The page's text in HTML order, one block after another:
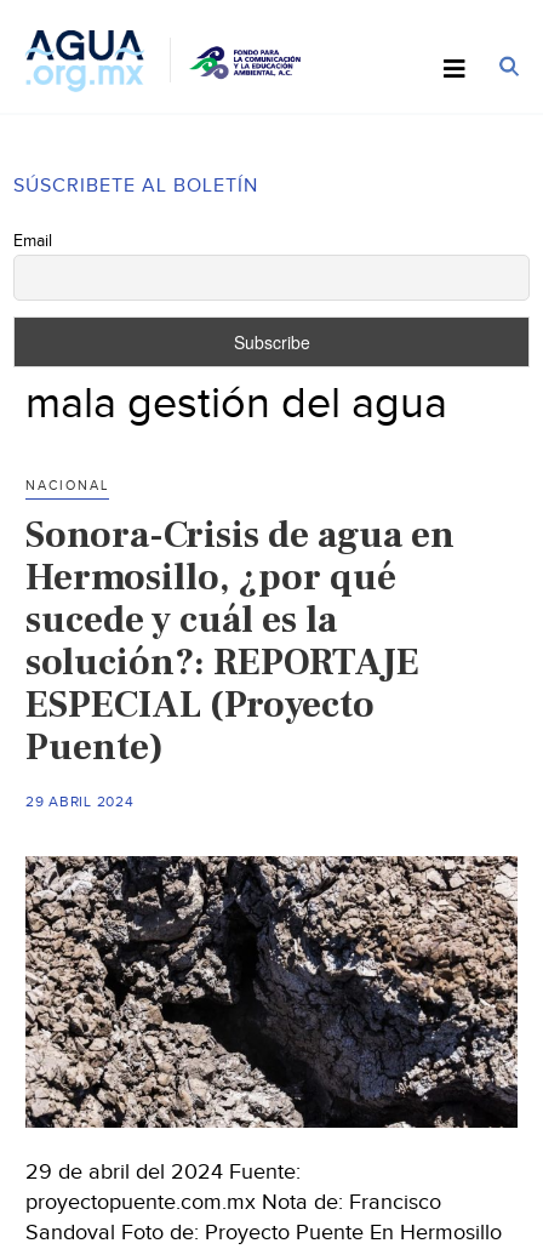
SÚSCRIBETE AL BOLETÍN
Email
mala gestión del agua
NACIONAL
Sonora-Crisis de agua en
Hermosillo, ¿por qué
sucede y cuál es la
solución?: REPORTAJE
ESPECIAL (Proyecto
Puente)
29 ABRIL 2024
29 de abril del 2024 Fuente:
proyectopuente.com.mx Nota de: Francisco
Sandoval Foto de: Proyecto Puente En Hermosillo